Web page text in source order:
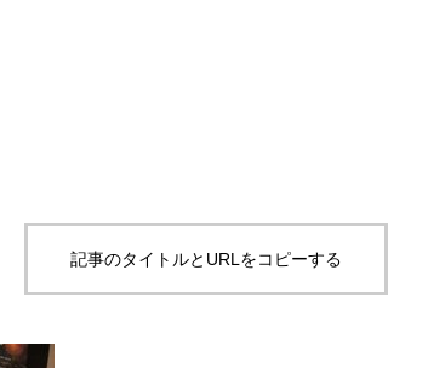
記事のタイトルとURLをコピーする